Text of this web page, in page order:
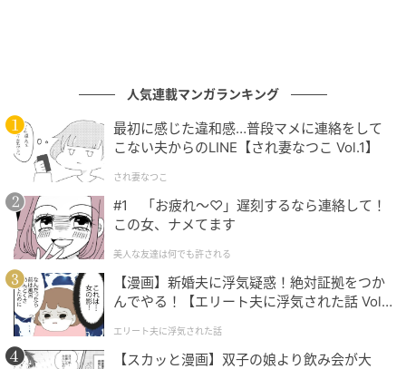
人気連載マンガランキング
最初に感じた違和感…普段マメに連絡をして
こない夫からのLINE【され妻なつこ Vol.1】
され妻なつこ
#1 「お疲れ〜♡」遅刻するなら連絡して！
この女、ナメてます
美人な友達は何でも許される
【漫画】新婚夫に浮気疑惑！絶対証拠をつか
んでやる！【エリート夫に浮気された話 Vol.
エリート夫に浮気された話
【スカッと漫画】双子の娘より飲み会が大